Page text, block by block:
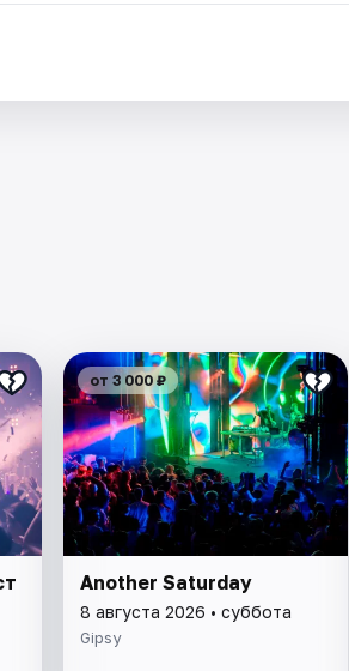
от 3 000 ₽
Another Saturday
8 августа 2026 • суббота
Gipsy